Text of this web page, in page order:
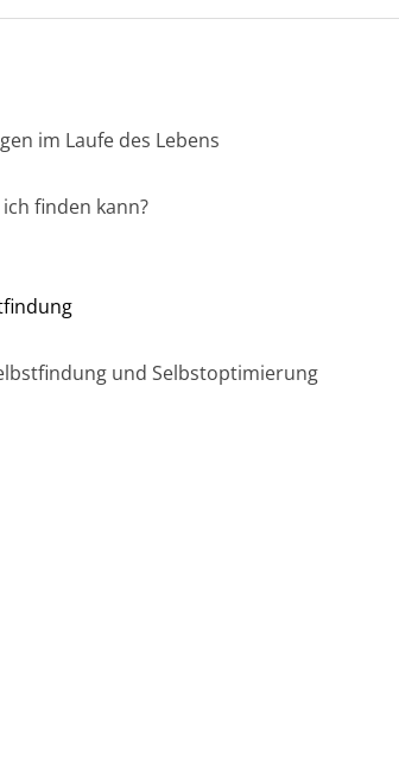
im Laufe des Lebens
ich finden kann?
und Selbstoptimierung